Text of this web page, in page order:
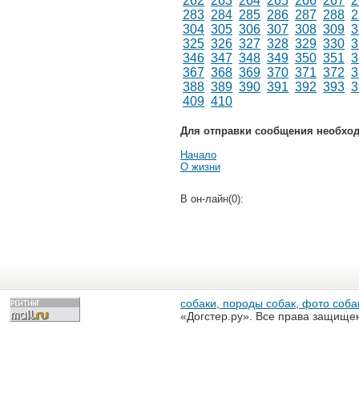
283 284 285 286 287 288
304 305 306 307 308 309
325 326 327 328 329 330
346 347 348 349 350 351
367 368 369 370 371 372
388 389 390 391 392 393
409 410
Для отправки сообщения
Начало
О жизни
В он-лайн(0):
собаки, породы собак, фото
«Догстер.ру». Все права